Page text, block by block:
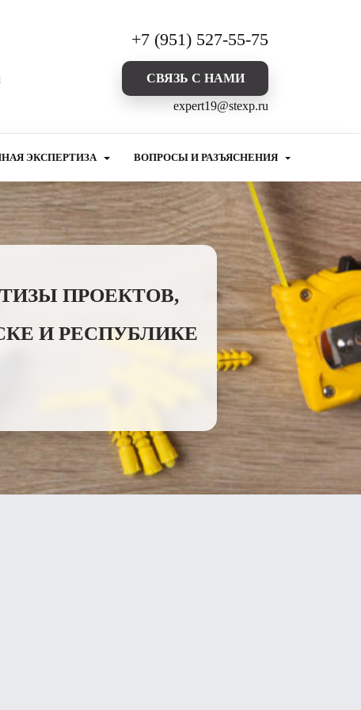
+7 (951) 527-55-75
CВЯЗЬ С НАМИ
expert19@stexp.ru
ЭКСПЕРТИЗА ВОПРОСЫ И РАЗЪЯСНЕНИЯ
ПРОЕКТОВ,
И РЕСПУБЛИКЕ